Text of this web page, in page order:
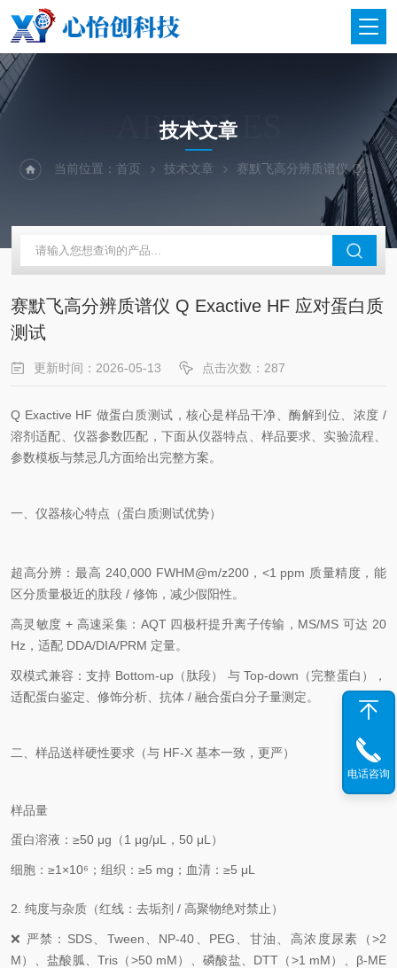
ARTICLES
技术文章
当前位置：首页 技术文章 赛默飞高分辨质谱仪 Q Exactive HF 应对蛋白质测试
赛默飞高分辨质谱仪 Q Exactive HF 应对蛋白质
测试
更新时间：2026-05-13 点击次数：287
Q Exactive HF 做蛋白质测试，核心是样品干净、酶解到位、浓度 /
溶剂适配、仪器参数匹配 ，下面从仪器特点、样品要求、实验流程、
参数模板与禁忌几方面给出完整方案。
一、仪器核心特点（蛋白质测试优势）
超高分辨 ：最高 240,000 FWHM@m/z200， <1 ppm 质量精度 ，能
区分质量极近的肽段 / 修饰，减少假阳性。
高灵敏度 + 高速采集 ：AQT 四极杆提升离子传输，MS/MS 可达 20
Hz，适配 DDA/DIA/PRM 定量。
双模式兼容 ：支持 Bottom‑up（肽段） 与 Top‑down（完整蛋白）
，
适配蛋白鉴定、修饰分析、抗体 / 融合蛋白分子量测定。
二、样品送样硬性要求（与 HF‑X 基本一致，更严）
样品量
蛋白溶液： ≥50 μg（1 μg/μL，50 μL）
细胞： ≥1×10⁶ ；组织： ≥5 mg ；血清： ≥5 μL
2. 纯度与杂质（红线：去垢剂 / 高聚物绝对禁止 ）
❌ 严禁：SDS、Tween、NP‑40、PEG、甘油、高浓度尿素（>2
M）、盐酸胍、Tris（>50 mM）、磷酸盐、DTT（>1 mM）、β‑ME
电话咨询